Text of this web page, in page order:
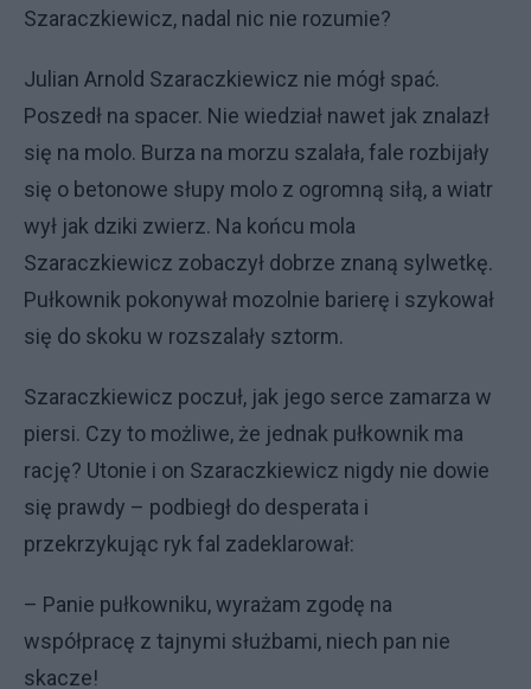
Szaraczkiewicz, nadal nic nie rozumie?
Julian Arnold Szaraczkiewicz nie mógł spać.
Poszedł na spacer. Nie wiedział nawet jak znalazł
się na molo. Burza na morzu szalała, fale rozbijały
się o betonowe słupy molo z ogromną siłą, a wiatr
wył jak dziki zwierz. Na końcu mola
Szaraczkiewicz zobaczył dobrze znaną sylwetkę.
Pułkownik pokonywał mozolnie barierę i szykował
się do skoku w rozszalały sztorm.
Szaraczkiewicz poczuł, jak jego serce zamarza w
piersi. Czy to możliwe, że jednak pułkownik ma
rację? Utonie i on Szaraczkiewicz nigdy nie dowie
się prawdy – podbiegł do desperata i
przekrzykując ryk fal zadeklarował:
– Panie pułkowniku, wyrażam zgodę na
współpracę z tajnymi służbami, niech pan nie
skacze!